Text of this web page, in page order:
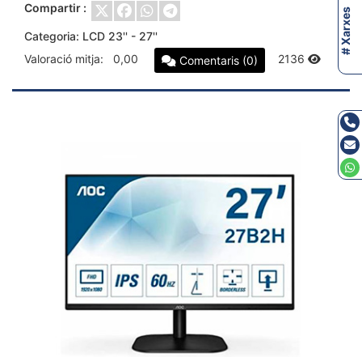
Compartir :
Categoria: LCD 23'' - 27''
Valoració mitja:
0,00 Comentaris (0) 2136
# Xarxes